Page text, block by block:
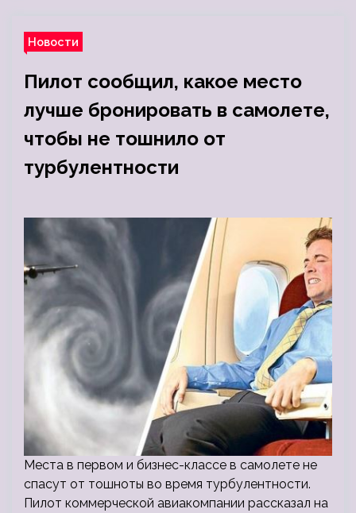
Новости
Пилот сообщил, какое место
лучше бронировать в самолете,
чтобы не тошнило от
турбулентности
Места в первом и бизнес-классе в самолете не
спасут от тошноты во время турбулентности.
Пилот коммерческой авиакомпании рассказал на